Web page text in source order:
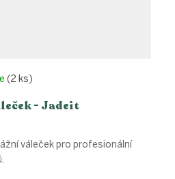
- Jadeit
(2 ks)
váleček pro profesionální